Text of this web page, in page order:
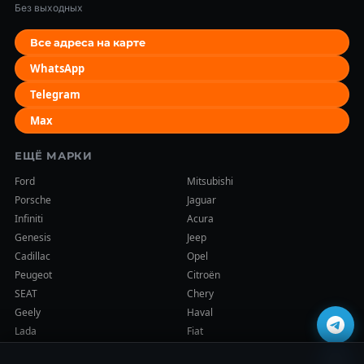
Без выходных
Все адреса на карте
WhatsApp
Telegram
Max
ЕЩЁ МАРКИ
Ford
Mitsubishi
Porsche
Jaguar
Infiniti
Acura
Genesis
Jeep
Cadillac
Opel
Peugeot
Citroën
SEAT
Chery
Geely
Haval
Lada
Fiat